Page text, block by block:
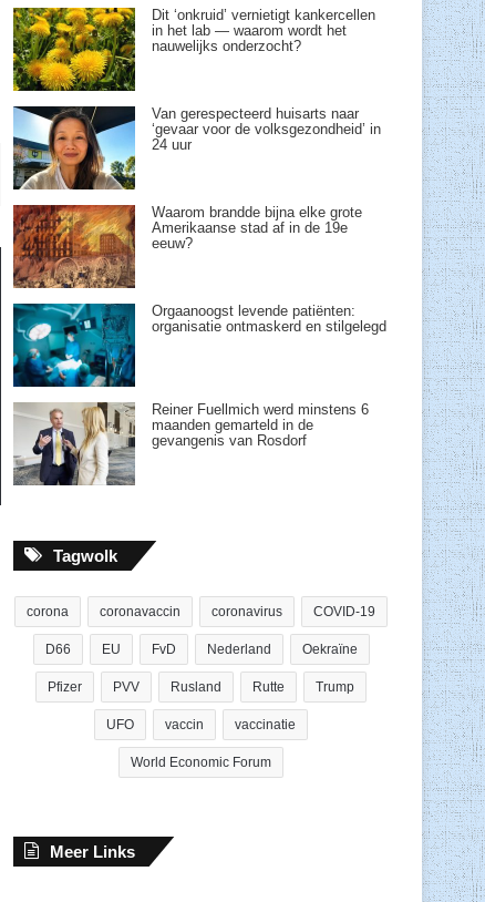
Dit ‘onkruid’ vernietigt kankercellen
in het lab — waarom wordt het
nauwelijks onderzocht?
Van gerespecteerd huisarts naar
‘gevaar voor de volksgezondheid’ in
24 uur
Waarom brandde bijna elke grote
Amerikaanse stad af in de 19e
eeuw?
Orgaanoogst levende patiënten:
organisatie ontmaskerd en stilgelegd
Reiner Fuellmich werd minstens 6
maanden gemarteld in de
gevangenis van Rosdorf
Tagwolk
corona coronavaccin coronavirus COVID-19
D66 EU FvD Nederland Oekraïne
Pfizer PVV Rusland Rutte Trump
UFO vaccin vaccinatie
World Economic Forum
Meer Links